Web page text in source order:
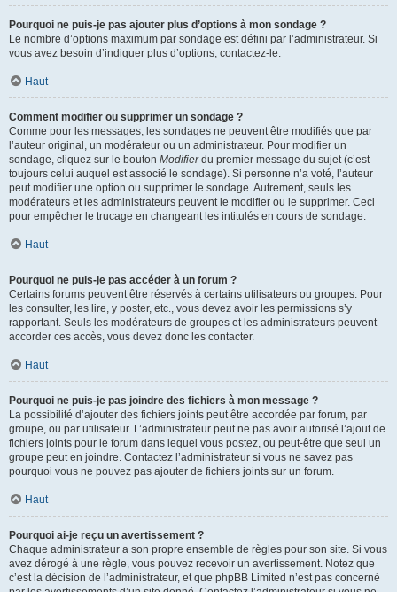
Pourquoi ne puis-je pas ajouter plus d’options à mon sondage ?
Le nombre d’options maximum par sondage est défini par l’administrateur. Si
vous avez besoin d’indiquer plus d’options, contactez-le.
Haut
Comment modifier ou supprimer un sondage ?
Comme pour les messages, les sondages ne peuvent être modifiés que par
l’auteur original, un modérateur ou un administrateur. Pour modifier un
sondage, cliquez sur le bouton Modifierdu premier message du sujet (c’est
toujours celui auquel est associé le sondage). Si personne n’a voté, l’auteur
peut modifier une option ou supprimer le sondage. Autrement, seuls les
modérateurs et les administrateurs peuvent le modifier ou le supprimer. Ceci
pour empêcher le trucage en changeant les intitulés en cours de sondage.
Haut
Pourquoi ne puis-je pas accéder à un forum ?
Certains forums peuvent être réservés à certains utilisateurs ou groupes. Pour
les consulter, les lire, y poster, etc., vous devez avoir les permissions s’y
rapportant. Seuls les modérateurs de groupes et les administrateurs peuvent
accorder ces accès, vous devez donc les contacter.
Haut
Pourquoi ne puis-je pas joindre des fichiers à mon message ?
La possibilité d’ajouter des fichiers joints peut être accordée par forum, par
groupe, ou par utilisateur. L’administrateur peut ne pas avoir autorisé l’ajout de
fichiers joints pour le forum dans lequel vous postez, ou peut-être que seul un
groupe peut en joindre. Contactez l’administrateur si vous ne savez pas
pourquoi vous ne pouvez pas ajouter de fichiers joints sur un forum.
Haut
Pourquoi ai-je reçu un avertissement ?
Chaque administrateur a son propre ensemble de règles pour son site. Si vous
avez dérogé à une règle, vous pouvez recevoir un avertissement. Notez que
c’est la décision de l’administrateur, et que phpBB Limited n’est pas concerné